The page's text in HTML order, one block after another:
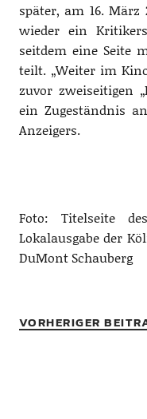
später, am 16. März
wieder ein
seitdem eine Seite
teilt. „Weiter im
zuvor zweiseitigen
ein Zugeständnis
Anzeigers.
Foto: Titelseite
Lokalausgabe der
DuMont Schauberg
VORHERIGER